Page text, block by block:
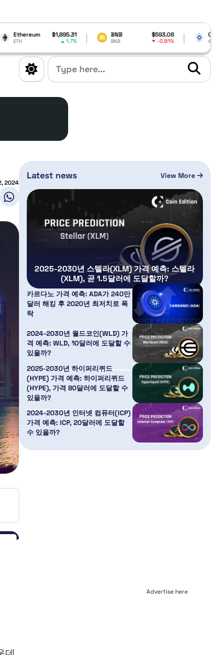
$1,895.31 BNB $593.06
BNB -0.81%
Cardano
ADA
2024
Latest news View More
2025-2030년 스텔라(XLM) 가격 예측: 스텔라
(XLM), 곧 1.5달러에 도달할까?
카르다노 가격 예측: ADA가 240만
달러 해킹 후 2020년 최저치로 폭
락
2024-2030년 월드코인(WLD) 가
격 예측: WLD, 10달러에 도달할 수
있을까?
2025-2030년 하이퍼리퀴드
(HYPE) 가격 예측: 하이퍼리퀴드
(HYPE), 가격 80달러에 도달할 수
있을까?
2024-2030년 인터넷 컴퓨터(ICP)
가격 예측: ICP, 20달러에 도달할
수 있을까?
Advertise here